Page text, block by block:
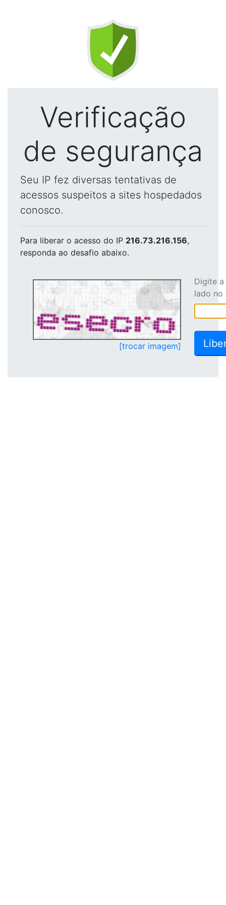
Verificação
de segurança
Seu IP fez diversas tentativas de
acessos suspeitos a sites hospedados
conosco.
Para liberar o acesso do IP 216.73.216.156,
responda ao desafio abaixo.
[trocar imagem]
Digite
lado no